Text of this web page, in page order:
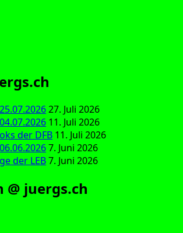
27. Juli 2026
11. Juli 2026
der DFB 11. Juli 2026
7. Juni 2026
der LEB7. Juni 2026
@ juergs.ch